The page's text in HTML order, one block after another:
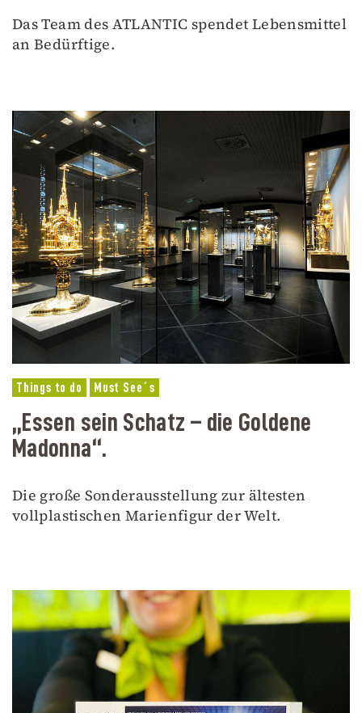
Das Team des ATLANTIC spendet Lebensmittel
an Bedürftige.
Things to do Must See´s
„Essen sein Schatz – die Goldene
Madonna“.
Die große Sonderausstellung zur ältesten
vollplastischen Marienfigur der Welt.